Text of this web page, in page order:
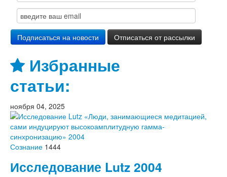
Избранные
статьи:
ноября 04, 2025
Сознание 1444
Исследование Lutz 2004